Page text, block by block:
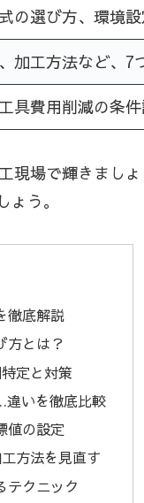
の選び方、環境
加工方法など、7
具費用削減の条
現場で輝きまし
う。
徹底解説
方とは？
定と対策
違いを徹底比較
値の設定
方法を見直す
テクニック